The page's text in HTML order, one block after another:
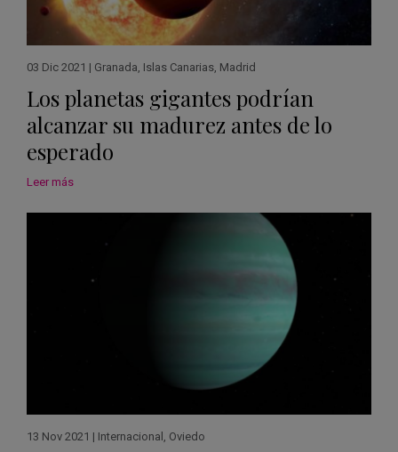
03 Dic 2021 | Granada, Islas Canarias, Madrid
Los planetas gigantes podrían
alcanzar su madurez antes de lo
esperado
Leer más
13 Nov 2021 | Internacional , Oviedo